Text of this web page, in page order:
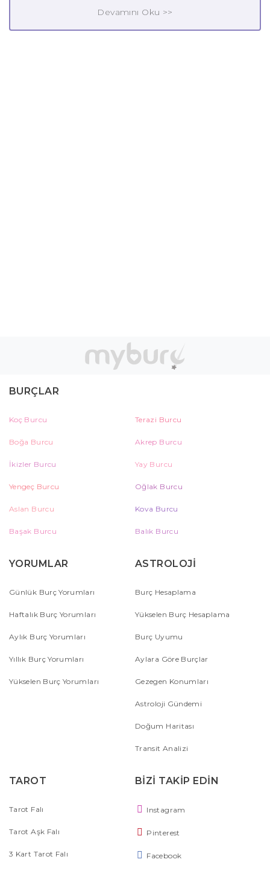
Devamını Oku >>
BURÇLAR
Koç Burcu Terazi Burcu
Boğa Burcu Akrep Burcu
İkizler Burcu Yay Burcu
Yengeç Burcu Oğlak Burcu
Aslan Burcu Kova Burcu
Başak Burcu Balık Burcu
YORUMLAR
Günlük Burç Yorumları
Haftalık Burç Yorumları
Aylık Burç Yorumları
Yıllık Burç Yorumları
Yükselen Burç Yorumları
ASTROLOJİ
Burç Hesaplama
Yükselen Burç Hesaplama
Burç Uyumu
Aylara Göre Burçlar
Gezegen Konumları
Astroloji Gündemi
Doğum Haritası
Transit Analizi
TAROT
Tarot Falı
Tarot Aşk Falı
3 Kart Tarot Falı
BİZİ TAKİP EDİN
Instagram
Pinterest
Facebook